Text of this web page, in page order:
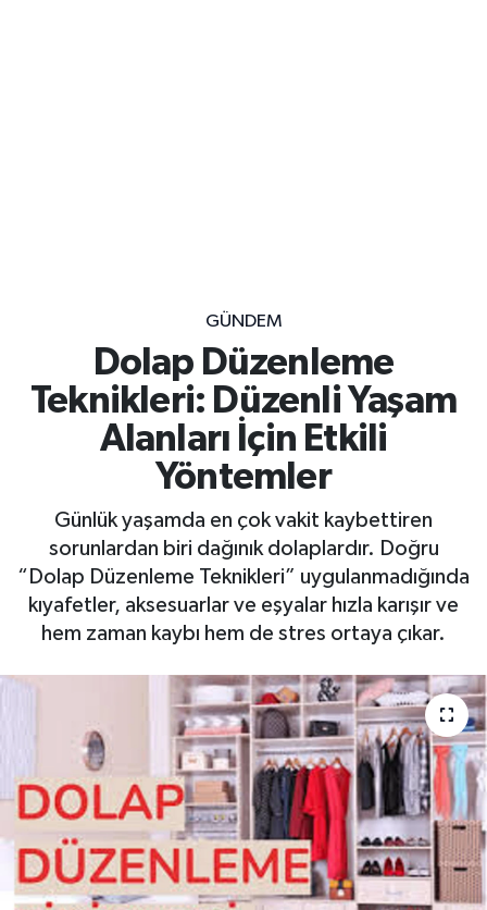
GÜNDEM
Dolap Düzenleme
Teknikleri: Düzenli Yaşam
Alanları İçin Etkili
Yöntemler
Günlük yaşamda en çok vakit kaybettiren
sorunlardan biri dağınık dolaplardır. Doğru
“Dolap Düzenleme Teknikleri” uygulanmadığında
kıyafetler, aksesuarlar ve eşyalar hızla karışır ve
hem zaman kaybı hem de stres ortaya çıkar.